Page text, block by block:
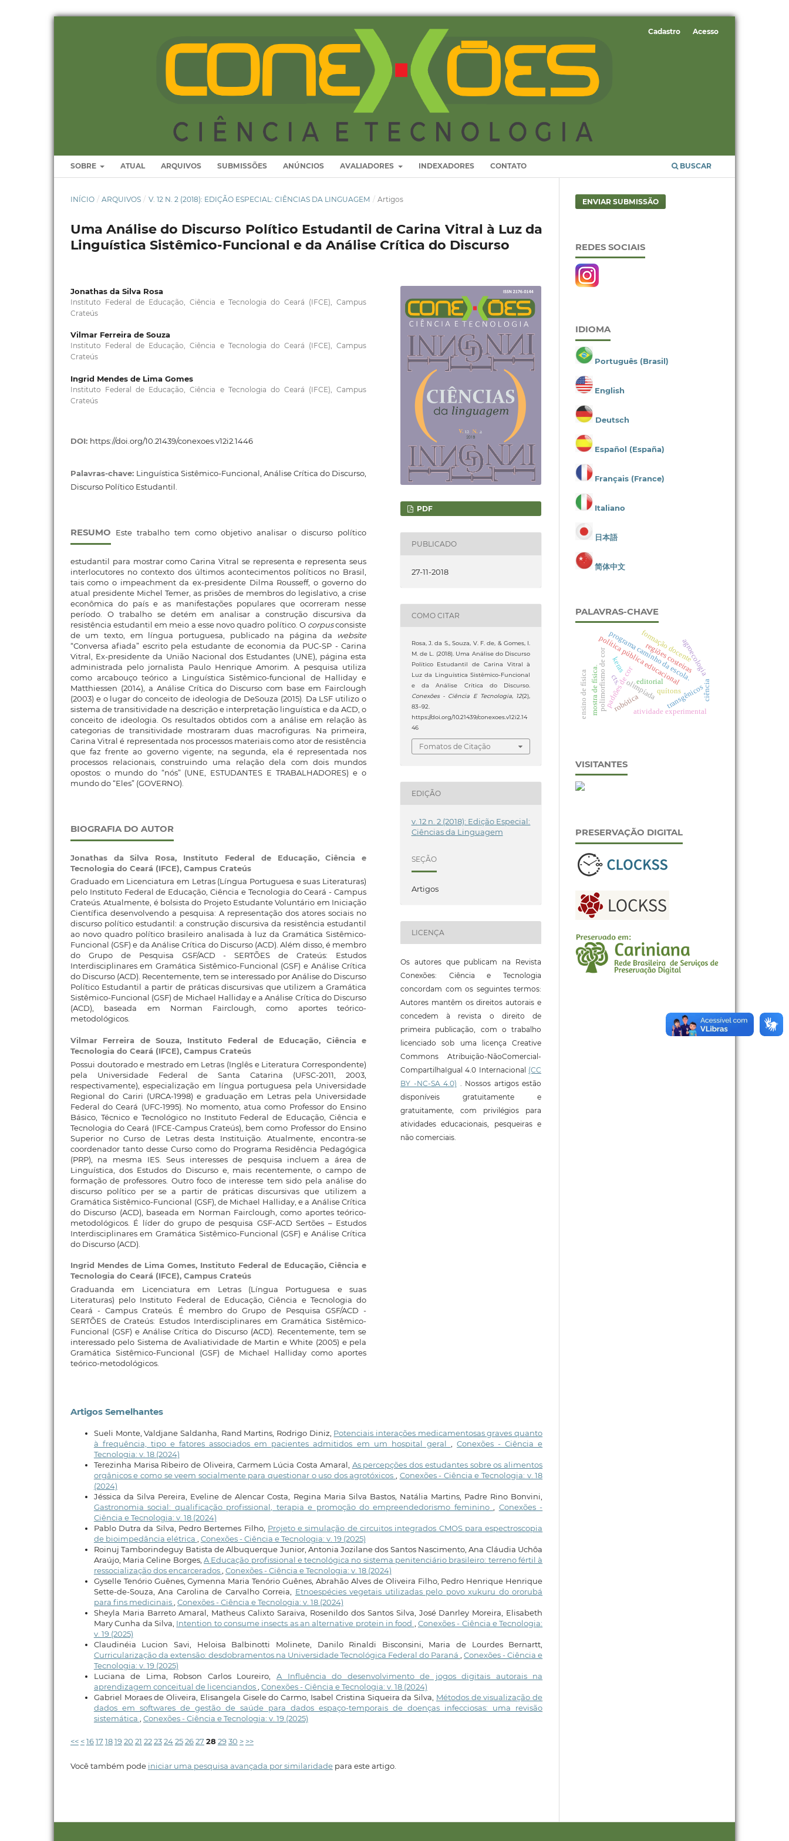
SOBRE ATUAL ARQUIVOS SUBMISSÕES ANÚNCIOS AVALIADORES INDEXADORES CONTATO BUSCAR
Cadastro Acesso
INÍCIO / ARQUIVOS / V. 12 N. 2 (2018): EDIÇÃO ESPECIAL: CIÊNCIAS DA LINGUAGEM / Artigos
Uma Análise do Discurso Político Estudantil de Carina Vitral à Luz da
Linguística Sistêmico-Funcional e da Análise Crítica do Discurso
Jonathas da Silva Rosa
Instituto Federal de Educação, Ciência e Tecnologia do Ceará (IFCE), Campus
Crateús
Vilmar Ferreira de Souza
Instituto Federal de Educação, Ciência e Tecnologia do Ceará (IFCE), Campus
Crateús
Ingrid Mendes de Lima Gomes
Instituto Federal de Educação, Ciência e Tecnologia do Ceará (IFCE), Campus
Crateús
DOI: https://doi.org/10.21439/conexoes.v12i2.1446
Palavras-chave: Linguística Sistêmico-Funcional, Análise Crítica do Discurso,
Discurso Político Estudantil.
RESUMO Este trabalho tem como objetivo analisar o discurso político
estudantil para mostrar como Carina Vitral se representa e representa seus
interlocutores no contexto dos últimos acontecimentos políticos no Brasil,
tais como o impeachment da ex-presidente Dilma Rousseff, o governo do
atual presidente Michel Temer, as prisões de membros do legislativo, a crise
econômica do país e as manifestações populares que ocorreram nesse
período. O trabalho se detém em analisar a construção discursiva da
resistência estudantil em meio a esse novo quadro político. O corpusconsiste
de um texto, em língua portuguesa, publicado na página da
website
“Conversa afiada” escrito pela estudante de economia da PUC-SP - Carina
Vitral, Ex-presidente da União Nacional dos Estudantes (UNE), página esta
administrada pelo jornalista Paulo Henrique Amorim. A pesquisa utiliza
como arcabouço teórico a Linguística Sistêmico-funcional de Halliday e
Matthiessen (2014), a Análise Crítica do Discurso com base em Fairclough
(2003) e o lugar do conceito de ideologia de DeSouza (2015). Da LSF utilizo o
sistema de transitividade na descrição e interpretação linguística e da ACD, o
conceito de ideologia. Os resultados obtidos com a análise em relação às
categorias de transitividade mostraram duas macrofiguras. Na primeira,
Carina Vitral é representada nos processos materiais como ator de resistência
que faz frente ao governo vigente; na segunda, ela é representada nos
processos relacionais, construindo uma relação dela com dois mundos
opostos: o mundo do “nós” (UNE, ESTUDANTES E TRABALHADORES) e o
mundo do “Eles” (GOVERNO).
BIOGRAFIA DO AUTOR
Jonathas da Silva Rosa, Instituto Federal de Educação, Ciência e
Tecnologia do Ceará (IFCE), Campus Crateús
Graduado em Licenciatura em Letras (Língua Portuguesa e suas Literaturas)
pelo Instituto Federal de Educação, Ciência e Tecnologia do Ceará - Campus
Crateús. Atualmente, é bolsista do Projeto Estudante Voluntário em Iniciação
Científica desenvolvendo a pesquisa: A representação dos atores sociais no
discurso político estudantil: a construção discursiva da resistência estudantil
ao novo quadro político brasileiro analisada à luz da Gramática Sistêmico-
Funcional (GSF) e da Análise Crítica do Discurso (ACD). Além disso, é membro
do Grupo de Pesquisa GSF/ACD - SERTÕES de Crateús: Estudos
Interdisciplinares em Gramática Sistêmico-Funcional (GSF) e Análise Crítica
do Discurso (ACD). Recentemente, tem se interessado por Análise do Discurso
Político Estudantil a partir de práticas discursivas que utilizem a Gramática
Sistêmico-Funcional (GSF) de Michael Halliday e a Análise Crítica do Discurso
(ACD), baseada em Norman Fairclough, como aportes teórico-
metodológicos.
Vilmar Ferreira de Souza, Instituto Federal de Educação, Ciência e
Tecnologia do Ceará (IFCE), Campus Crateús
Possui doutorado e mestrado em Letras (Inglês e Literatura Correspondente)
pela Universidade Federal de Santa Catarina (UFSC-2011, 2003,
respectivamente), especialização em língua portuguesa pela Universidade
Regional do Cariri (URCA-1998) e graduação em Letras pela Universidade
Federal do Ceará (UFC-1995). No momento, atua como Professor do Ensino
Básico, Técnico e Tecnológico no Instituto Federal de Educação, Ciência e
Tecnologia do Ceará (IFCE-Campus Crateús), bem como Professor do Ensino
Superior no Curso de Letras desta Instituição. Atualmente, encontra-se
coordenador tanto desse Curso como do Programa Residência Pedagógica
(PRP), na mesma IES. Seus interesses de pesquisa incluem a área de
Linguística, dos Estudos do Discurso e, mais recentemente, o campo de
formação de professores. Outro foco de interesse tem sido pela análise do
discurso político per se a partir de práticas discursivas que utilizem a
Gramática Sistêmico-Funcional (GSF), de Michael Halliday, e a Análise Crítica
do Discurso (ACD), baseada em Norman Fairclough, como aportes teórico-
metodológicos. É líder do grupo de pesquisa GSF-ACD Sertões – Estudos
Interdisciplinares em Gramática Sistêmico-Funcional (GSF) e Análise Crítica
do Discurso (ACD).
Ingrid Mendes de Lima Gomes, Instituto Federal de Educação, Ciência e
Tecnologia do Ceará (IFCE), Campus Crateús
Graduanda em Licenciatura em Letras (Língua Portuguesa e suas
Literaturas) pelo Instituto Federal de Educação, Ciência e Tecnologia do
Ceará - Campus Crateús. É membro do Grupo de Pesquisa GSF/ACD -
SERTÕES de Crateús: Estudos Interdisciplinares em Gramática Sistêmico-
Funcional (GSF) e Análise Crítica do Discurso (ACD). Recentemente, tem se
interessado pelo Sistema de Avaliatividade de Martin e White (2005) e pela
Gramática Sistêmico-Funcional (GSF) de Michael Halliday como aportes
teórico-metodológicos.
PDF
PUBLICADO
27-11-2018
COMO CITAR
Rosa, J. da S., Souza, V. F. de, & Gomes, I.
M. de L. (2018). Uma Análise do Discurso
Político Estudantil de Carina Vitral à
Luz da Linguística Sistêmico-Funcional
e da Análise Crítica do Discurso.
Conexões - Ciência E Tecnologia, 12(2),
83–92.
https://doi.org/10.21439/conexoes.v12i2.14
46
Fomatos de Citação
EDIÇÃO
v. 12 n. 2 (2018): Edição Especial:
Ciências da Linguagem
SEÇÃO
Artigos
LICENÇA
Os autores que publicam na Revista
Conexões: Ciência e Tecnologia
concordam com os seguintes termos:
Autores mantêm os direitos autorais e
concedem à revista o direito de
primeira publicação, com o trabalho
licenciado sob uma licença Creative
Commons Atribuição-NãoComercial-
CompartilhaIgual 4.0 Internacional (CC
BY -NC-SA 4.0) . Nossos artigos estão
disponíveis gratuitamente e
gratuitamente, com privilégios para
atividades educacionais, pesqueiras e
não comerciais.
Artigos Semelhantes
Sueli Monte, Valdjane Saldanha, Rand Martins, Rodrigo Diniz, Potenciais interações medicamentosas graves quanto
à frequência, tipo e fatores associados em pacientes admitidos em um hospital geral , Conexões - Ciência e
Tecnologia: v. 18 (2024)
Terezinha Marisa Ribeiro de Oliveira, Carmem Lúcia Costa Amaral, As percepções dos estudantes sobre os alimentos
orgânicos e como se veem socialmente para questionar o uso dos agrotóxicos , Conexões - Ciência e Tecnologia: v. 18
(2024)
Jéssica da Silva Pereira, Eveline de Alencar Costa, Regina Maria Silva Bastos, Natália Martins, Padre Rino Bonvini,
Gastronomia social: qualificação profissional, terapia e promoção do empreendedorismo feminino, Conexões -
Ciência e Tecnologia: v. 18 (2024)
Pablo Dutra da Silva, Pedro Bertemes Filho, Projeto e simulação de circuitos integrados CMOS para espectroscopia
de bioimpedância elétrica , Conexões - Ciência e Tecnologia: v. 19 (2025)
Roinuj Tamborindeguy Batista de Albuquerque Junior, Antonia Jozilane dos Santos Nascimento, Ana Cláudia Uchôa
Araújo, Maria Celine Borges, A Educação profissional e tecnológica no sistema penitenciário brasileiro: terreno fértil à
ressocialização dos encarcerados, Conexões - Ciência e Tecnologia: v. 18 (2024)
Gyselle Tenório Guênes, Gymenna Maria Tenório Guênes, Abrahão Alves de Oliveira Filho, Pedro Henrique Henrique
Sette-de-Souza, Ana Carolina de Carvalho Correia, Etnoespécies vegetais utilizadas pelo povo xukuru do ororubá
para fins medicinais, Conexões - Ciência e Tecnologia: v. 18 (2024)
Sheyla Maria Barreto Amaral, Matheus Calixto Saraiva, Rosenildo dos Santos Silva, José Danrley Moreira, Elisabeth
Mary Cunha da Silva, Intention to consume insects as an alternative protein in food , Conexões - Ciência e Tecnologia:
v. 19 (2025)
Claudinéia Lucion Savi, Heloisa Balbinotti Molinete, Danilo Rinaldi Bisconsini, Maria de Lourdes Bernartt,
Curricularização da extensão: desdobramentos na Universidade Tecnológica Federal do Paraná,Conexões - Ciência e
Tecnologia: v. 19 (2025)
Luciana de Lima, Robson Carlos Loureiro, A Influência do desenvolvimento de jogos digitais autorais na
aprendizagem conceitual de licenciandos, Conexões - Ciência e Tecnologia: v. 18 (2024)
Gabriel Moraes de Oliveira, Elisangela Gisele do Carmo, Isabel Cristina Siqueira da Silva, Métodos de visualização de
dados em softwares de gestão de saúde para dados espaço-temporais de doenças infecciosas: uma revisão
sistemática , Conexões - Ciência e Tecnologia: v. 19 (2025)
<< <1617 181920 21 222324252627 28 2930 > >>
Você também pode iniciar uma pesquisa avançada por similaridadepara este artigo.
ENVIAR SUBMISSÃO
REDES SOCIAIS
IDIOMA
Português (Brasil)
English
Deutsch
Español (España)
Français (France)
Italiano
日本語
简体中文
PALAVRAS-CHAVE
editorial
olimpíada
política pública educacional
programa caminho da escola.
padrões de cor
polimorfismo de cor quítons
regiões costeiras
robótica
keras
mostra de física.
formação docente
transgênicos
cts.
agroecologia
ensino de física atividade experimental
ciência
VISITANTES
PRESERVAÇÃO DIGITAL